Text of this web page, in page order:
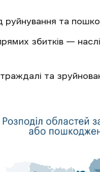
та
збитків —
та